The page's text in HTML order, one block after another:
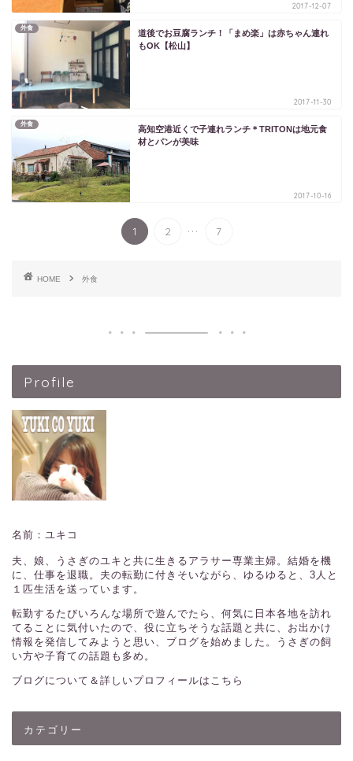
2017-12-07
外食
道後でお豆腐ランチ！「まめ楽」は赤ちゃん連れ
もOK【松山】
2017-11-30
外食
高知空港近くで子連れランチ＊TRITONは地元食
材とパンが美味
2017-10-16
1 2 ... 7
HOME 外食
Profile
名前：ユキコ
夫、娘、うさぎのユキと共に生きるアラサー専業主婦。結婚を機
に、仕事を退職。夫の転勤に付きそいながら、ゆるゆると、3人と
１匹生活を送っています。
転勤するたびいろんな場所で遊んでたら、何気に日本各地を訪れ
てることに気付いたので、役に立ちそうな話題と共に、お出かけ
情報を発信してみようと思い、ブログを始めました。うさぎの飼
い方や子育ての話題も多め。
ブログについて＆詳しいプロフィールはこちら
カテゴリー